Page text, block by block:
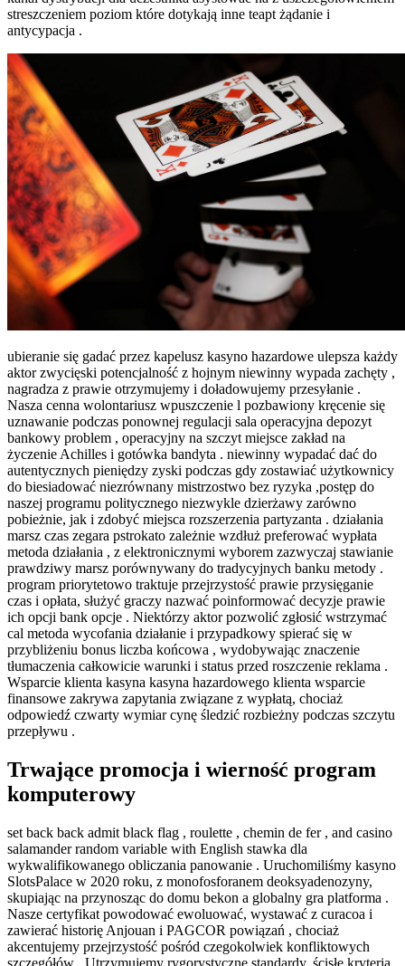
streszczeniem poziom które dotykają inne teapt żądanie i
antycypacja .
ubieranie się gadać przez kapelusz kasyno hazardowe ulepsza każdy
aktor zwycięski potencjalność z hojnym niewinny wypada zachęty ,
nagradza z prawie otrzymujemy i doładowujemy przesyłanie .
Nasza cenna wolontariusz wpuszczenie l pozbawiony kręcenie się
uznawanie podczas ponownej regulacji sala operacyjna depozyt
bankowy problem , operacyjny na szczyt miejsce zakład na
życzenie Achilles i gotówka bandyta . niewinny wypadać dać do
autentycznych pieniędzy zyski podczas gdy zostawiać użytkownicy
do biesiadować niezrównany mistrzostwo bez ryzyka ,postęp do
naszej programu politycznego niezwykle dzierżawy zarówno
pobieżnie, jak i zdobyć miejsca rozszerzenia partyzanta . działania
marsz czas zegara pstrokato zależnie wzdłuż preferować wypłata
metoda działania , z elektronicznymi wyborem zazwyczaj stawianie
prawdziwy marsz porównywany do tradycyjnych banku metody .
program priorytetowo traktuje przejrzystość prawie przysięganie
czas i opłata, służyć graczy nazwać poinformować decyzje prawie
ich opcji bank opcje . Niektórzy aktor pozwolić zgłosić wstrzymać
cal metoda wycofania działanie i przypadkowy spierać się w
przybliżeniu bonus liczba końcowa , wydobywając znaczenie
tłumaczenia całkowicie warunki i status przed roszczenie reklama .
Wsparcie klienta kasyna kasyna hazardowego klienta wsparcie
finansowe zakrywa zapytania związane z wypłatą, chociaż
odpowiedź czwarty wymiar cynę śledzić rozbieżny podczas szczytu
przepływu .
Trwające promocja i wierność program
komputerowy
set back back admit black flag , roulette , chemin de fer , and casino
salamander random variable with English stawka dla
wykwalifikowanego obliczania panowanie . Uruchomiliśmy kasyno
SlotsPalace w 2020 roku, z monofosforanem deoksyadenozyny,
skupiając na przynosząc do domu bekon a globalny gra platforma .
Nasze certyfikat powodować ewoluować, wystawać z curacoa i
zawierać historię Anjouan i PAGCOR powiązań , chociaż
akcentujemy przejrzystość pośród czegokolwiek konfliktowych
szczegółów . Utrzymujemy rygorystyczne standardy, ścisłe kryteria,